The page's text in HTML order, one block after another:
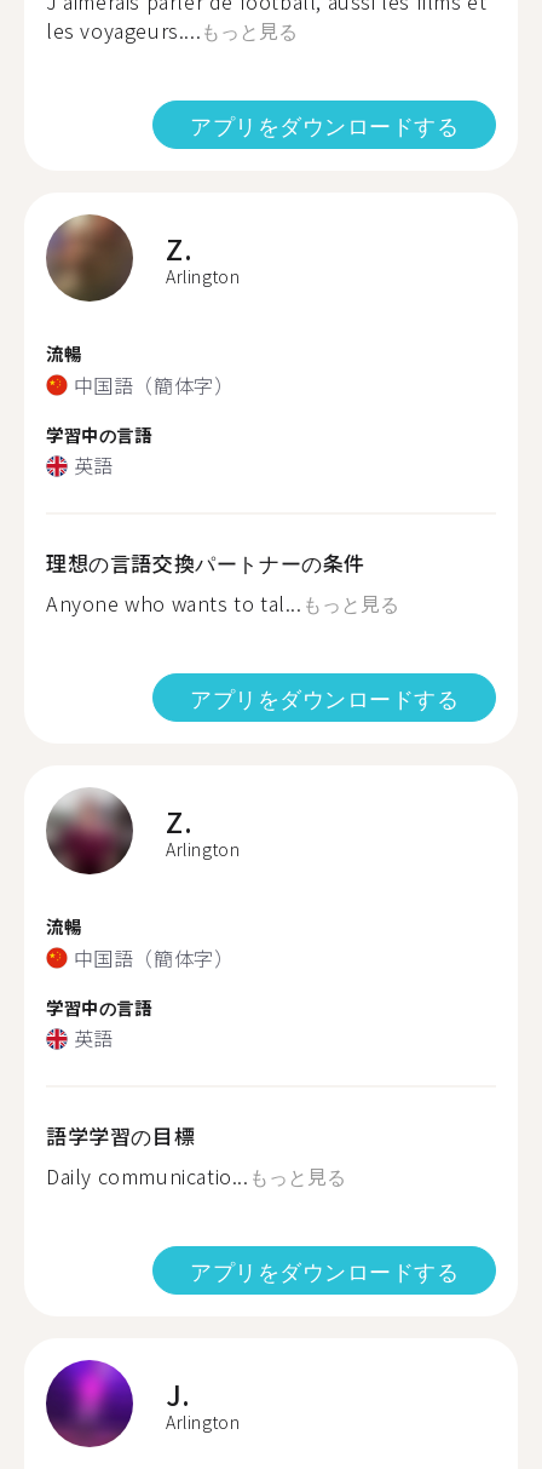
les voyageurs....もっと見る
アプリをダウンロードする
Z.
Arlington
流暢
中国語（簡体字）
学習中の言語
英語
理想の言語交換パートナーの条件
Anyone who wants to tal... もっと見る
アプリをダウンロードする
Z.
Arlington
流暢
中国語（簡体字）
学習中の言語
英語
語学学習の目標
Daily communicatio... もっと見る
アプリをダウンロードする
J.
Arlington